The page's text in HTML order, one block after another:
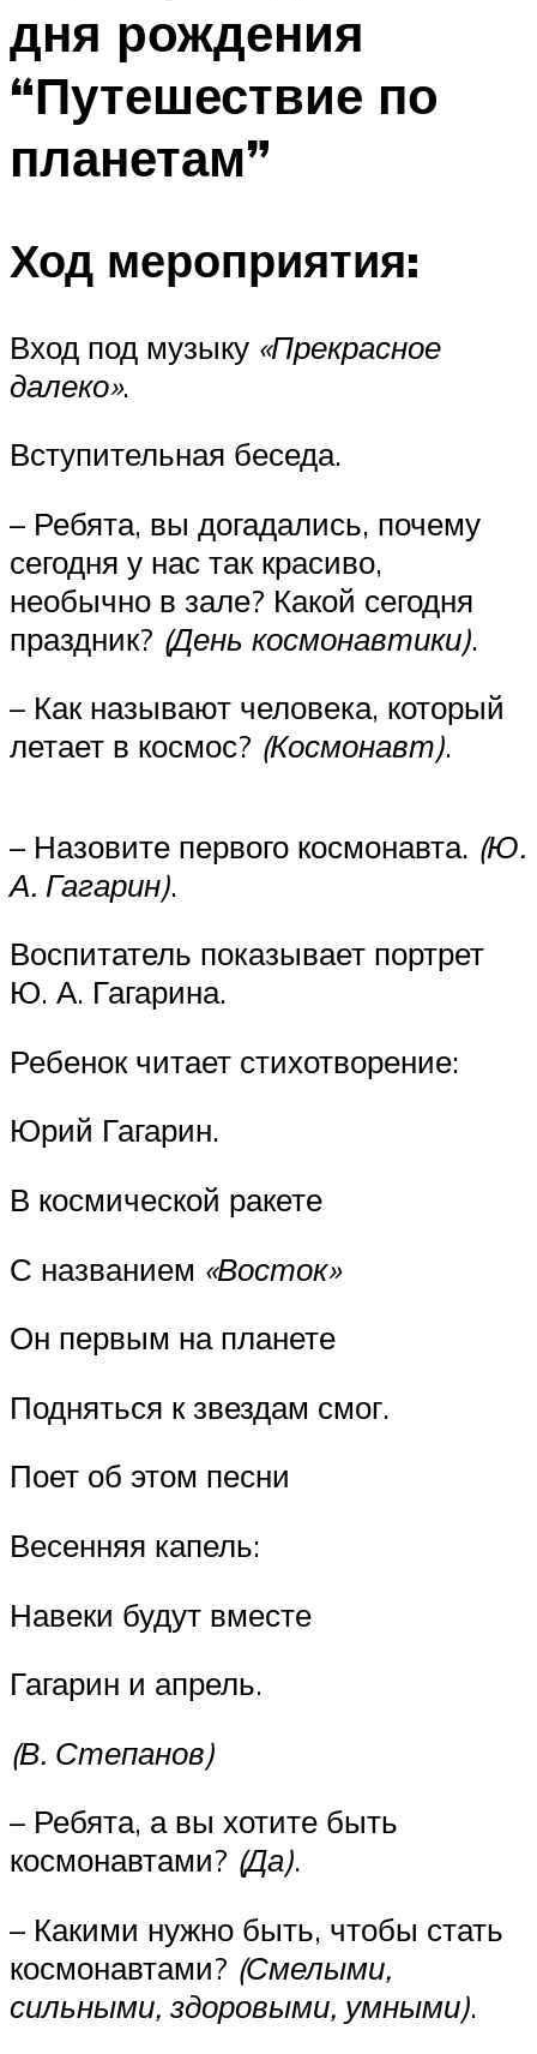
Меню
дня рождения
“Путешествие по
планетам”
Ход мероприятия:
Вход под музыку «Прекрасное
далеко».
Вступительная беседа.
– Ребята, вы догадались, почему
сегодня у нас так красиво,
необычно в зале? Какой сегодня
праздник? (День космонавтики).
– Как называют человека, который
летает в космос? (Космонавт).
– Назовите первого космонавта. (Ю.
А. Гагарин).
Воспитатель показывает портрет
Ю. А. Гагарина.
Ребенок читает стихотворение:
Юрий Гагарин.
В космической ракете
С названием «Восток»
Он первым на планете
Подняться к звездам смог.
Поет об этом песни
Весенняя капель:
Навеки будут вместе
Гагарин и апрель.
(В. Степанов)
– Ребята, а вы хотите быть
космонавтами? (Да).
– Какими нужно быть, чтобы стать
космонавтами? (Смелыми,
сильными, здоровыми, умными).